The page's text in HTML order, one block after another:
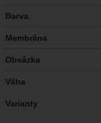
Barva
Membrána
Obsázka
Váha
Varianty